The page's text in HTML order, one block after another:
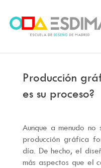
Producción
es su proceso?
Aunque a menudo
producción gráfica
día. De hecho, el
más aspectos que el